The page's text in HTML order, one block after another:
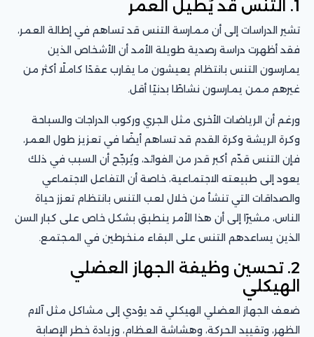
1. التنس قد يُطيل العمر
تشير الدراسات إلى أن ممارسة التنس قد تساهم في إطالة العمر،
فقد أظهرت دراسة رصدية طويلة الأمد أن الأشخاص الذين
يمارسون التنس بانتظام يعيشون ما يقارب عقدًا كاملًا أكثر من
غيرهم ممن يمارسون نشاطًا بدنيًا أقل.
ورغم أن الرياضات الأخرى مثل الجري وركوب الدراجات والسباحة
وكرة الريشة وكرة القدم قد تساهم أيضًا في تعزيز طول العمر،
فإن التنس قدّم أكبر قدر من الفوائد، ويُرجّح أن السبب في ذلك
يعود إلى طبيعته الاجتماعية، خاصة أن التفاعل الاجتماعي
والصداقات التي تنشأ من خلال لعب التنس بانتظام تعزز حياة
الناس، مشيرًا إلى أن هذا الأمر ينطبق بشكل خاص على كبار السن
الذين يساعدهم التنس على البقاء منخرطين في المجتمع.
2. تحسين وظيفة الجهاز العضلي
الهيكلي
ضعف الجهاز العضلي الهيكلي قد يؤدي إلى مشاكل مثل آلام
الظهر، وتقييد الحركة، وهشاشة العظام، وزيادة خطر الإصابة